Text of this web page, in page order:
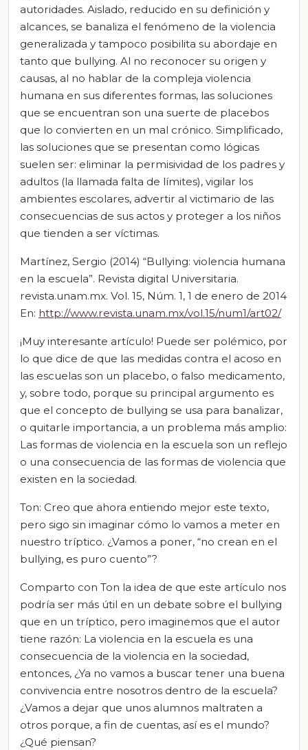
autoridades. Aislado, reducido en su definición y
alcances, se banaliza el fenómeno de la violencia
generalizada y tampoco posibilita su abordaje en
tanto que bullying. Al no reconocer su origen y
causas, al no hablar de la compleja violencia
humana en sus diferentes formas, las soluciones
que se encuentran son una suerte de placebos
que lo convierten en un mal crónico. Simplificado,
las soluciones que se presentan como lógicas
suelen ser: eliminar la permisividad de los padres y
adultos (la llamada falta de límites), vigilar los
ambientes escolares, advertir al victimario de las
consecuencias de sus actos y proteger a los niños
que tienden a ser víctimas.
Martínez, Sergio (2014) “Bullying: violencia humana
en la escuela”. Revista digital Universitaria.
revista.unam.mx. Vol. 15, Núm. 1, 1 de enero de 2014
En: http://www.revista.unam.mx/vol.15/num1/art02/
¡Muy interesante artículo! Puede ser polémico, por
lo que dice de que las medidas contra el acoso en
las escuelas son un placebo, o falso medicamento,
y, sobre todo, porque su principal argumento es
que el concepto de bullying se usa para banalizar,
o quitarle importancia, a un problema más amplio:
Las formas de violencia en la escuela son un reflejo
o una consecuencia de las formas de violencia que
existen en la sociedad.
Ton: Creo que ahora entiendo mejor este texto,
pero sigo sin imaginar cómo lo vamos a meter en
nuestro tríptico. ¿Vamos a poner, “no crean en el
bullying, es puro cuento”?
Comparto con Ton la idea de que este artículo nos
podría ser más útil en un debate sobre el bullying
que en un tríptico, pero imaginemos que el autor
tiene razón: La violencia en la escuela es una
consecuencia de la violencia en la sociedad,
entonces, ¿Ya no vamos a buscar tener una buena
convivencia entre nosotros dentro de la escuela?
¿Vamos a dejar que unos alumnos maltraten a
otros porque, a fin de cuentas, así es el mundo?
¿Qué piensan?